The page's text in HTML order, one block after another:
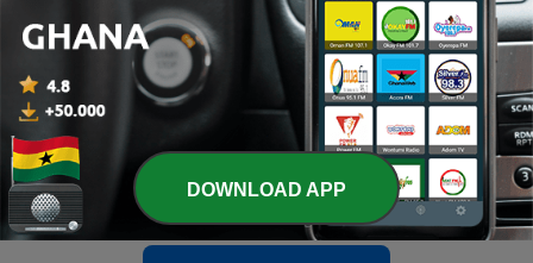
38 - Pidder Lüng
37 - Frau Schnips
36 - Mädchenklage DOWNLOAD APP